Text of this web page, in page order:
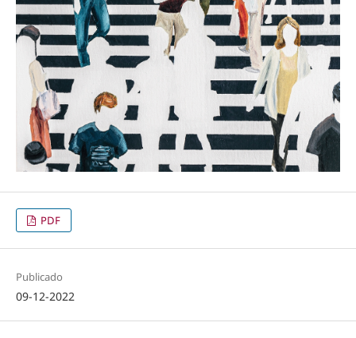
PDF
Publicado
09-12-2022